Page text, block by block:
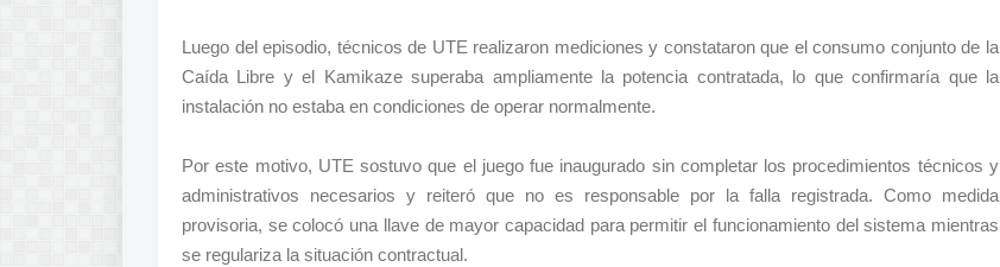
Luego del episodio, técnicos de UTE realizaron mediciones y constataron que el consumo conjunto de la
Caída Libre y el Kamikaze superaba ampliamente la potencia contratada, lo que confirmaría que la
instalación no estaba en condiciones de operar normalmente.
Por este motivo, UTE sostuvo que el juego fue inaugurado sin completar los procedimientos técnicos y
administrativos necesarios y reiteró que no es responsable por la falla registrada. Como medida
provisoria, se colocó una llave de mayor capacidad para permitir el funcionamiento del sistema mientras
se regulariza la situación contractual.